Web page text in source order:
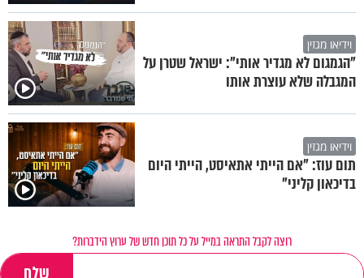
וידיאו מגזין
"הגמגום לא מגדיר אותי": ישראל שטרן על
המגבלה שלא עוצרת אותו
וידיאו מגזין
תום עוז: "אם הייתי אתאיסט, הייתי היום
בדיכאון קליני"
רוצה לקבל התראה במייל על כל תוכן חדש של ערוץ הידברות?